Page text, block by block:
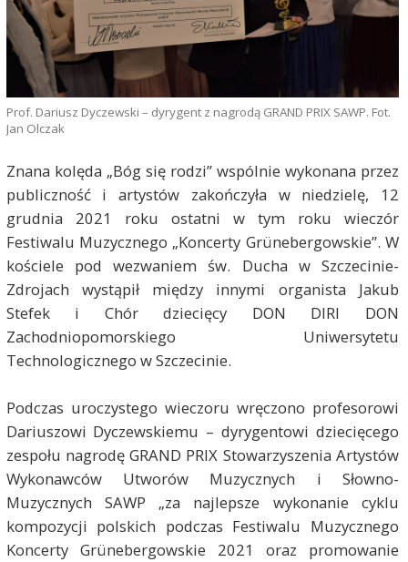
Prof. Dariusz Dyczewski – dyrygent z nagrodą GRAND PRIX SAWP. Fot.
Jan Olczak
Znana kolęda „Bóg się rodzi” wspólnie wykonana przez
publiczność i artystów zakończyła w niedzielę, 12
grudnia 2021 roku ostatni w tym roku wieczór
Festiwalu Muzycznego „Koncerty Grünebergowskie”. W
kościele pod wezwaniem św. Ducha w Szczecinie-
Zdrojach wystąpił między innymi organista Jakub
Stefek i Chór dziecięcy DON DIRI DON
Zachodniopomorskiego Uniwersytetu
Technologicznego w Szczecinie.
Podczas uroczystego wieczoru wręczono profesorowi
Dariuszowi Dyczewskiemu – dyrygentowi dziecięcego
zespołu nagrodę GRAND PRIX Stowarzyszenia Artystów
Wykonawców Utworów Muzycznych i Słowno-
Muzycznych SAWP „za najlepsze wykonanie cyklu
kompozycji polskich podczas Festiwalu Muzycznego
Koncerty Grünebergowskie 2021 oraz promowanie